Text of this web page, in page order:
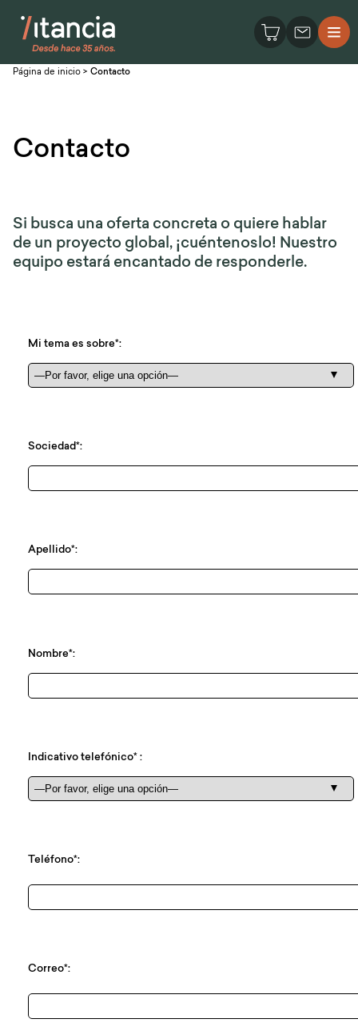
Página de inicio > Contacto
Contacto
Si busca una oferta concreta o quiere hablar
de un proyecto global, ¡cuéntenoslo! Nuestro
equipo estará encantado de responderle.
Mi tema es sobre*:
Sociedad*:
Apellido*:
Nombre*:
Indicativo telefónico* :
Teléfono*:
Correo*: